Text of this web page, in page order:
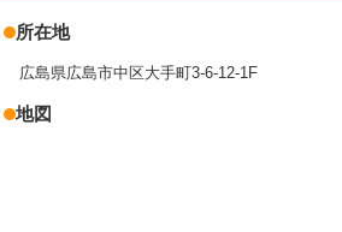
所在地
広島県広島市中区大手町3-6-12-1F
地図